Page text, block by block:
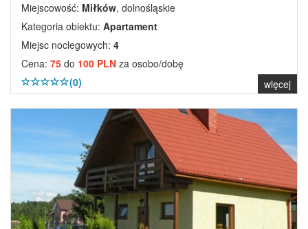
Miejscowość: Miłków, dolnośląskie
Kategoria obiektu: Apartament
Miejsc noclegowych: 4
Cena: 75 do 100 PLN za osobo/dobę
(0)
więcej